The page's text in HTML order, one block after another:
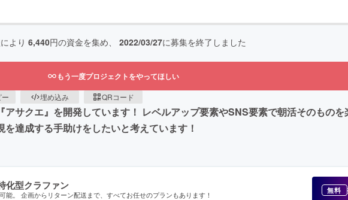
より 6,440円の資金を集め、 2022/03/27に募集を終了しました
もう一度プロジェクトをやってほしい
埋め込み QRコード
サクエ』を開発しています！ レベルアップ要素やSNS要素で朝活そのもの
達成する手助けをしたいと考えています！
化型クラファン
能。 企画からリターン配送まで、すべてお任せのプランもあります！ 無料